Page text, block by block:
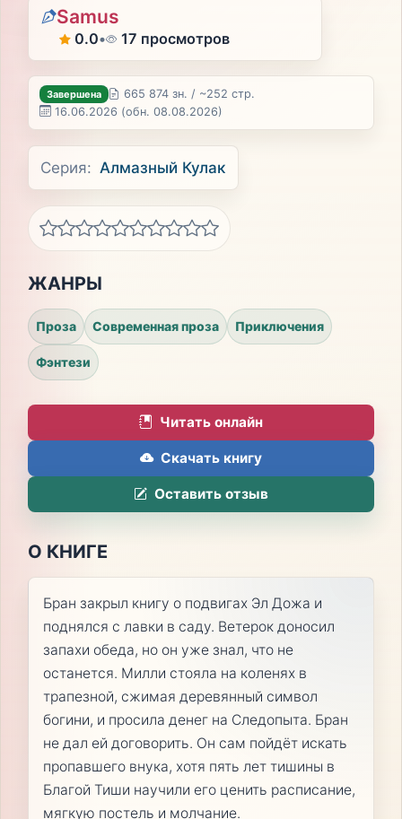
Samus
0.0• 17 просмотров
Завершена
665 874 зн. / ~252 стр.
16.06.2026 (обн. 08.08.2026)
Серия: Алмазный Кулак
ЖАНРЫ
Проза Современная проза Приключения
Фэнтези
Читать онлайн
Скачать книгу
Оставить отзыв
О КНИГЕ
Бран закрыл книгу о подвигах Эл Дожа и
поднялся с лавки в саду. Ветерок доносил
запахи обеда, но он уже знал, что не
останется. Милли стояла на коленях в
трапезной, сжимая деревянный символ
богини, и просила денег на Следопыта. Бран
не дал ей договорить. Он сам пойдёт искать
пропавшего внука, хотя пять лет тишины в
Благой Тиши научили его ценить расписание,
мягкую постель и молчание.